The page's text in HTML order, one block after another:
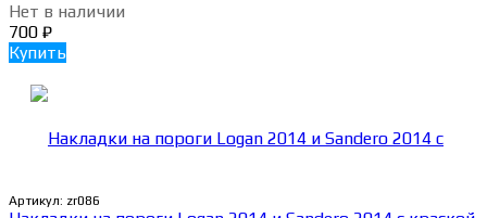
Нет в наличии
700 ₽
Купить
Артикул: zr086